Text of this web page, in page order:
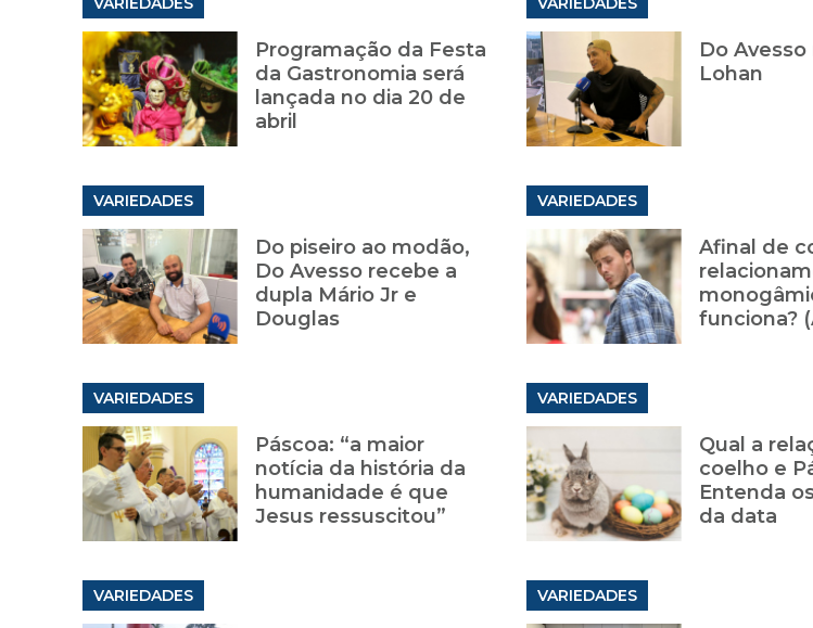
Programação da Festa
da Gastronomia será
lançada no dia 20 de
abril
Do
Lohan
VARIEDADES
Do piseiro ao modão,
Do Avesso recebe a
dupla Mário Jr e
Douglas
VARIEDADES
Afinal de
funciona?
VARIEDADES
Páscoa: “a maior
notícia da história da
humanidade é que
Jesus ressuscitou”
VARIEDADES
Qual a
coelho e
Entenda
da data
VARIEDADES VARIEDADES